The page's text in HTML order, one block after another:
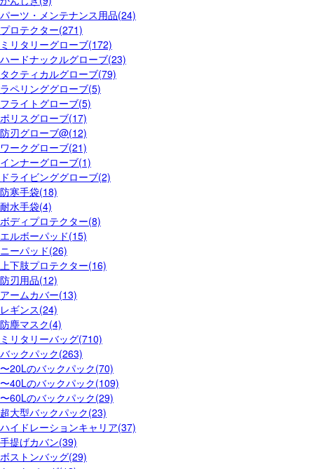
パーツ・メンテナンス用品(24)
プロテクター(271)
ミリタリーグローブ(172)
ハードナックルグローブ(23)
タクティカルグローブ(79)
ラペリンググローブ(5)
フライトグローブ(5)
ポリスグローブ(17)
防刃グローブ@(12)
ワークグローブ(21)
インナーグローブ(1)
ドライビンググローブ(2)
防寒手袋(18)
耐水手袋(4)
ボディプロテクター(8)
エルボーパッド(15)
ニーパッド(26)
上下肢プロテクター(16)
防刃用品(12)
アームカバー(13)
レギンス(24)
防塵マスク(4)
ミリタリーバッグ(710)
バックパック(263)
〜20Lのバックパック(70)
〜40Lのバックパック(109)
〜60Lのバックパック(29)
超大型バックパック(23)
ハイドレーションキャリア(37)
手提げカバン(39)
ボストンバッグ(29)